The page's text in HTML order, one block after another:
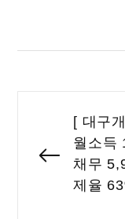
비
Previous
[ 대구
월소득
채무
제율